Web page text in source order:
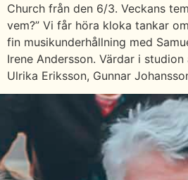
Church från den 6/3. Veckans
vem?” Vi får höra kloka tankar
fin musikunderhållning med
Irene Andersson. Värdar i
Ulrika Eriksson, Gunnar